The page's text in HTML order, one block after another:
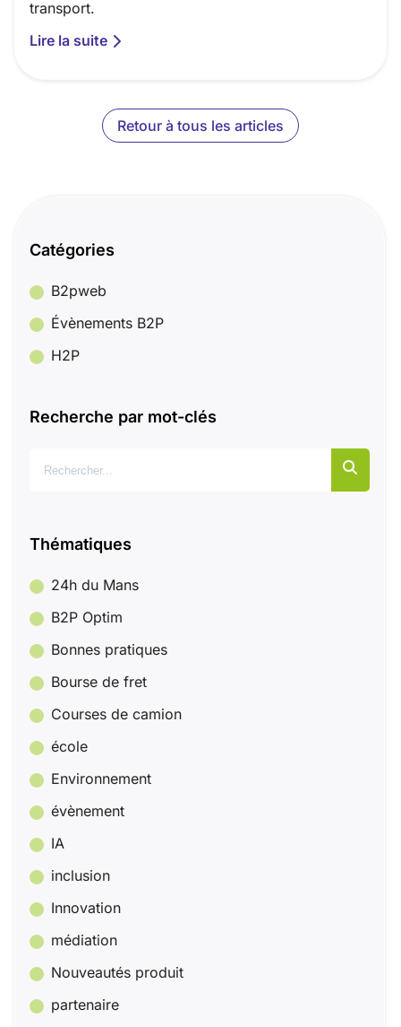
transport.
Lire la suite
Retour à tous les articles
Catégories
B2pweb
Évènements B2P
H2P
Recherche par mot-clés
Thématiques
24h du Mans
B2P Optim
Bonnes pratiques
Bourse de fret
Courses de camion
école
Environnement
évènement
IA
inclusion
Innovation
médiation
Nouveautés produit
partenaire